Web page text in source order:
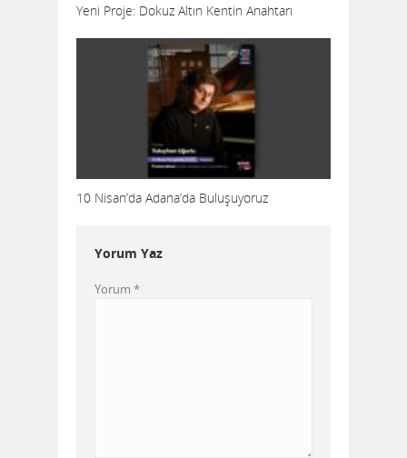
Yeni Proje: Dokuz Altın Kentin Anahtarı
10 Nisan’da Adana’da Buluşuyoruz
Yorum Yaz
Yorum *